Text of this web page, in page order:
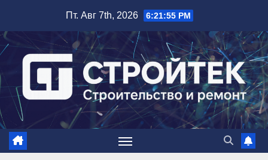
содержимому
Пт. Авг 7th, 2026 6:21:56 PM